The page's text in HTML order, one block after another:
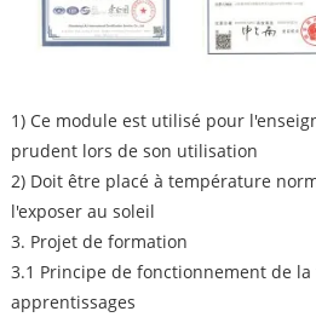
1) Ce module est utilisé pour
prudent lors de son utilisation
2) Doit être placé à température
l'exposer au soleil
3. Projet de formation
3.1 Principe de fonctionnement de
apprentissages